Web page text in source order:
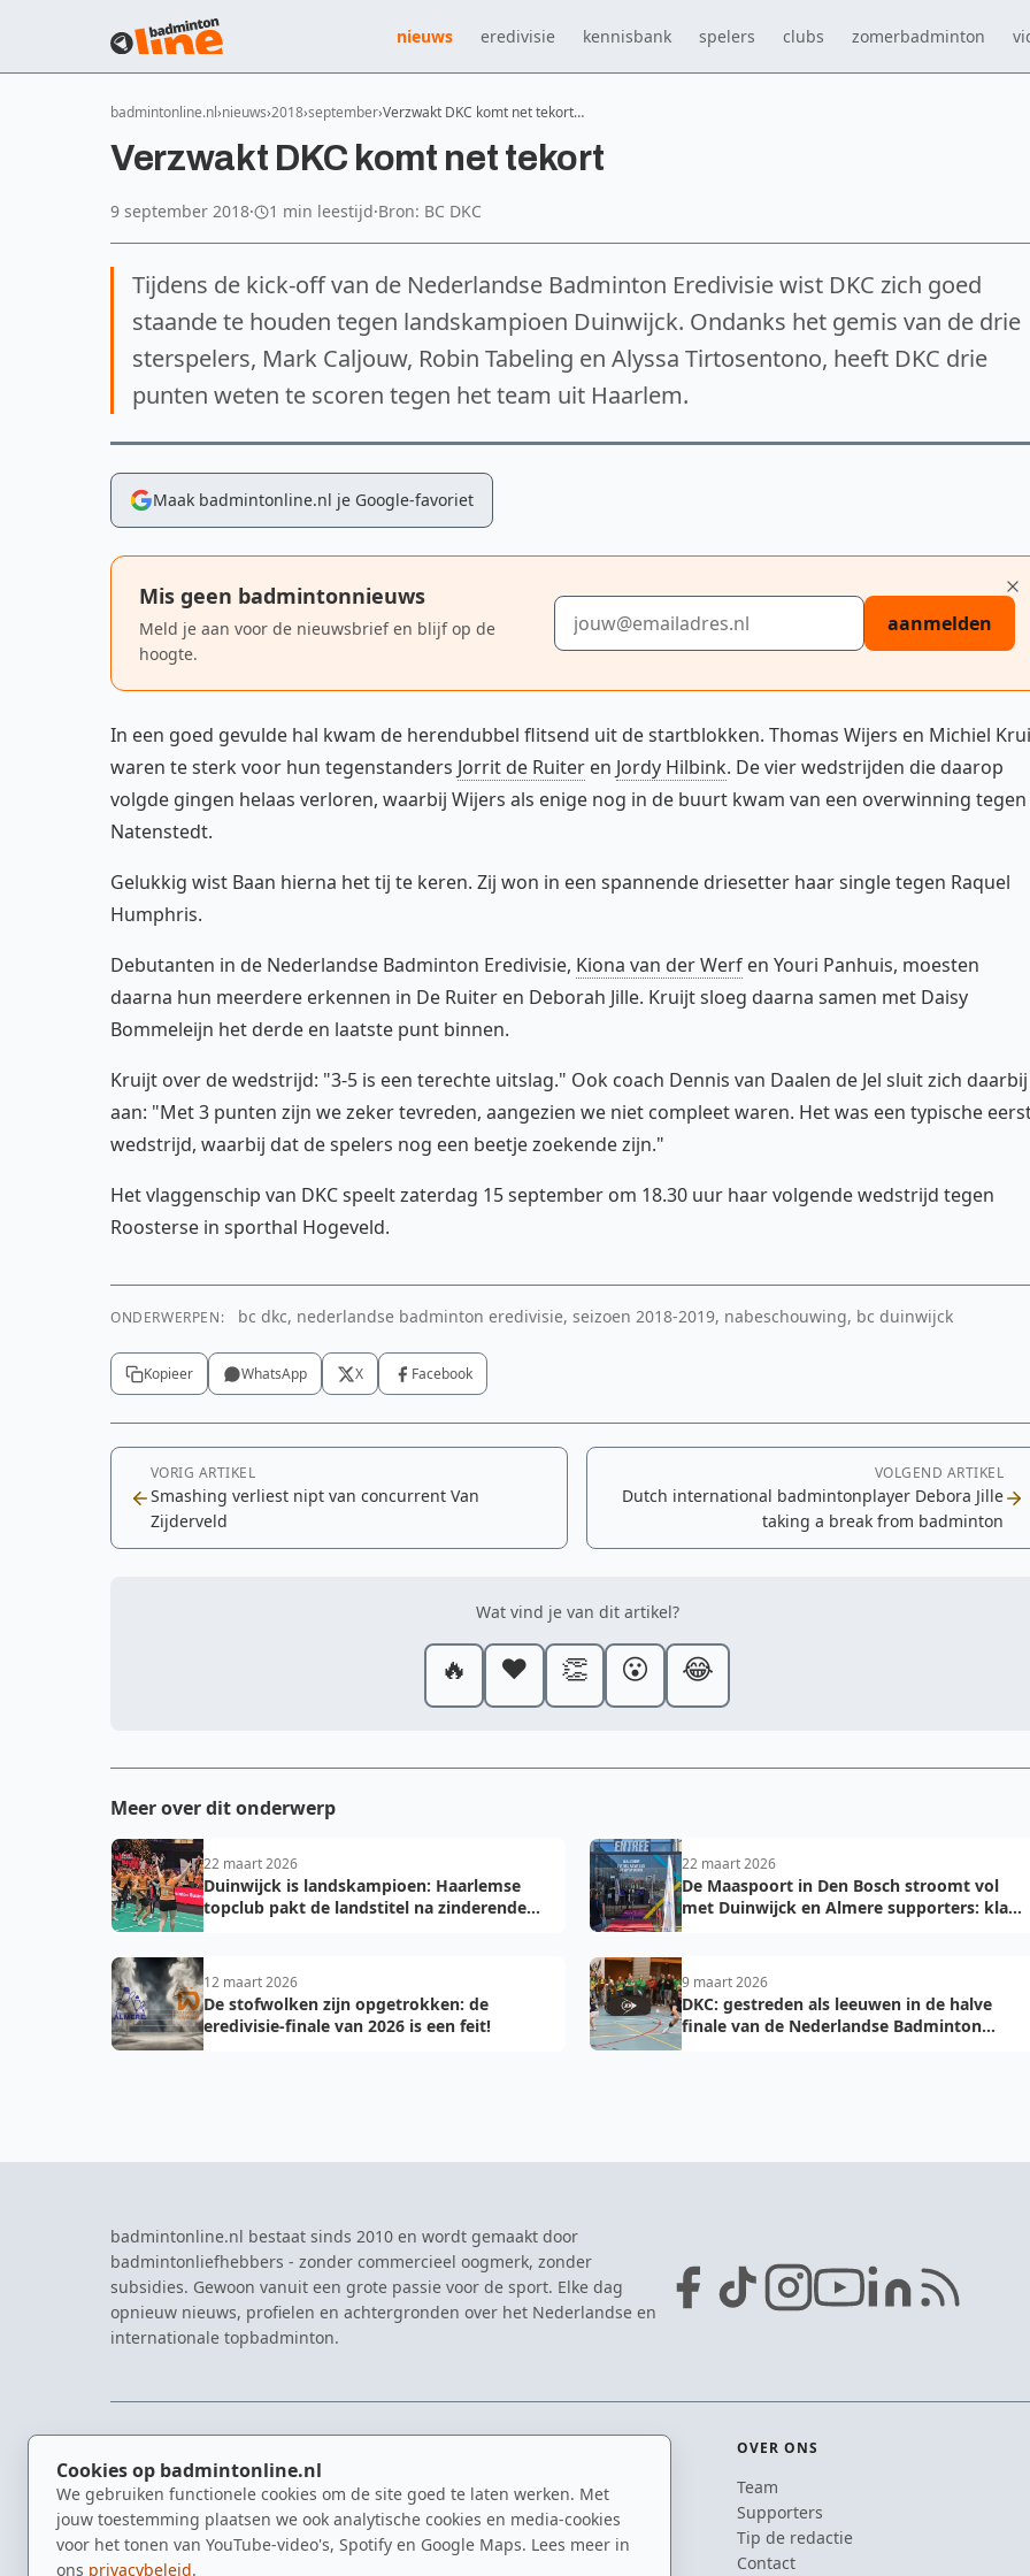
Cookies op badmintonline.nl
We gebruiken functionele cookies om de site goed te laten werken. Met
jouw toestemming plaatsen we ook analytische cookies en media-cookies
voor het tonen van YouTube-video's, Spotify en Google Maps. Lees meer in
ons privacybeleid.
nieuws eredivisie kennisbank spelers clubs zomerbadminton
badmintonline.nl nieuws 2018 september Verzwakt DKC komt net tekort…
Verzwakt DKC komt net tekort
9 september 2018· 1 min leestijd·Bron: BC DKC
Tijdens de kick-off van de Nederlandse Badminton Eredivisie wist DKC zich goed
staande te houden tegen landskampioen Duinwijck. Ondanks het gemis van de drie
sterspelers, Mark Caljouw, Robin Tabeling en Alyssa Tirtosentono, heeft DKC drie
punten weten te scoren tegen het team uit Haarlem.
Maak badmintonline.nl je Google-favoriet
Mis geen badmintonnieuws
Meld je aan voor de nieuwsbrief en blijf op de
hoogte.
E-mailadres
aanmelden
In een goed gevulde hal kwam de herendubbel flitsend uit de startblokken. Thomas Wijers en Michiel
waren te sterk voor hun tegenstanders Jorrit de Ruiter en Jordy Hilbink. De vier wedstrijden die daarop
volgde gingen helaas verloren, waarbij Wijers als enige nog in de buurt kwam van een overwinning tegen
Natenstedt.
Gelukkig wist Baan hierna het tij te keren. Zij won in een spannende driesetter haar single tegen Raquel
Humphris.
Debutanten in de Nederlandse Badminton Eredivisie, Kiona van der Werf en Youri Panhuis, moesten
daarna hun meerdere erkennen in De Ruiter en Deborah Jille. Kruijt sloeg daarna samen met Daisy
Bommeleijn het derde en laatste punt binnen.
Kruijt over de wedstrijd: "3-5 is een terechte uitslag." Ook coach Dennis van Daalen de Jel sluit zich daarbij
aan: "Met 3 punten zijn we zeker tevreden, aangezien we niet compleet waren. Het was een typische
wedstrijd, waarbij dat de spelers nog een beetje zoekende zijn."
Het vlaggenschip van DKC speelt zaterdag 15 september om 18.30 uur haar volgende wedstrijd tegen
Roosterse in sporthal Hogeveld.
ONDERWERPEN: bc dkc, nederlandse badminton eredivisie, seizoen 2018-2019, nabeschouwing, bc duinwijck
Kopieer WhatsApp X Facebook
VORIG ARTIKEL
Smashing verliest nipt van concurrent Van
Zijderveld
VOLGEND ARTIKEL
Dutch international badmintonplayer Debora Jille
taking a break from badminton
Wat vind je van dit artikel?
🔥 ❤️ 👏 😮 😂
Meer over dit onderwerp
22 maart 2026
Duinwijck is landskampioen: Haarlemse
topclub pakt de landstitel na zinderende
22 maart 2026
De Maaspoort in Den Bosch stroomt vol
met Duinwijck en Almere supporters: klaar
12 maart 2026
De stofwolken zijn opgetrokken: de
eredivisie-finale van 2026 is een feit!
9 maart 2026
DKC: gestreden als leeuwen in de halve
finale van de Nederlandse Badminton
badmintonline.nl bestaat sinds 2010 en wordt gemaakt door
badmintonliefhebbers - zonder commercieel oogmerk, zonder
subsidies. Gewoon vanuit een grote passie voor de sport. Elke dag
opnieuw nieuws, profielen en achtergronden over het Nederlandse en
internationale topbadminton.
Nieuws
Kennisbank
Spelers
Clubs
Eredivisie
NK Badminton
Dutch Open
Zomerbadminton
OVER ONS
Team
Supporters
Tip de redactie
Contact